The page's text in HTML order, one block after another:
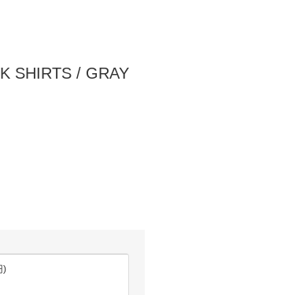
SHIRTS / GRAY
)